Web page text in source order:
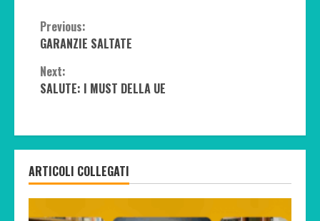
Continue
Reading
Previous:
GARANZIE SALTATE
Next:
SALUTE: I MUST DELLA UE
ARTICOLI COLLEGATI